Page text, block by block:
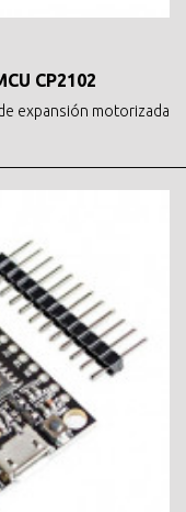
CP2102
expansión motorizada